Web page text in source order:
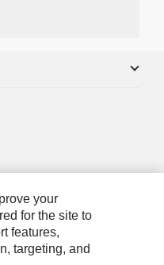
your
for the site to
features,
targeting, and